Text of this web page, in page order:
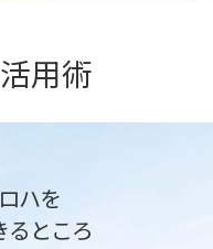
用術
ハを
るところ